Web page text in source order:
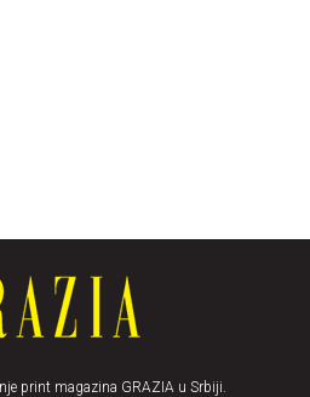
print magazina GRAZIA u Srbiji.